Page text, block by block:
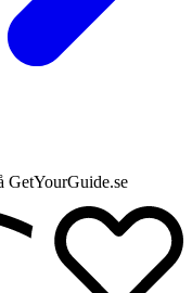
GetYourGuide.se